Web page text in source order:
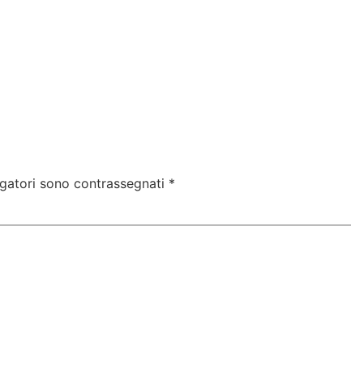
sono contrassegnati *